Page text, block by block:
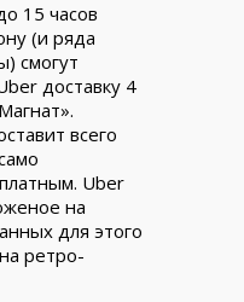
15 часов
(и ряда
смогут
доставку 4
всего
Uber
на
для этого
ретро-